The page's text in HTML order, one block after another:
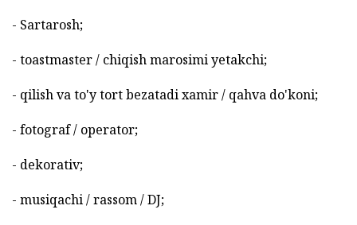
- Sartarosh;
- toastmaster / chiqish marosimi yetakchi;
- qilish va to'y tort bezatadi xamir / qahva do'koni;
- fotograf / operator;
- dekorativ;
- musiqachi / rassom / DJ;